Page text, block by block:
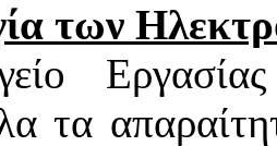
των
τα